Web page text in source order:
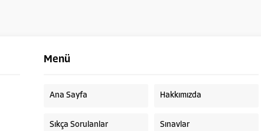
Menü
Ana Sayfa Hakkımızda
Sıkça Sorulanlar Sınavlar